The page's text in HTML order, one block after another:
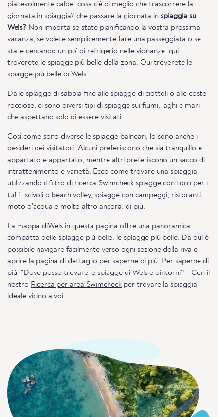
piacevolmente calde: cosa c'è di meglio che trascorrere la
giornata in spiaggia? che passare la giornata in spiaggia su
Wels? Non importa se state pianificando la vostra prossima
vacanza, se volete semplicemente fare una passeggiata o se
state cercando un po' di refrigerio nelle vicinanze: qui
troverete le spiagge più belle della zona. Qui troverete le
spiagge più belle di Wels.
Dalle spiagge di sabbia fine alle spiagge di ciottoli o alle coste
rocciose, ci sono diversi tipi di spiagge sui fiumi, laghi e mari
che aspettano solo di essere visitati.
Così come sono diverse le spiagge balneari, lo sono anche i
desideri dei visitatori. Alcuni preferiscono che sia tranquillo e
appartato e appartato, mentre altri preferiscono un sacco di
intrattenimento e varietà. Ecco come trovare una spiaggia
utilizzando il filtro di ricerca Swimcheck spiagge con torri per i
tuffi, scivoli o beach volley, spiagge con campeggi, ristoranti,
moto d'acqua e molto altro ancora. di più.
La mappa diWels in questa pagina offre una panoramica
compatta delle spiagge più belle. le spiagge più belle. Da qui è
possibile navigare facilmente verso ogni sezione della riva e
aprire la pagina di dettaglio per saperne di più. Per saperne di
più. "Dove posso trovare le spiagge di Wels e dintorni? - Con il
nostro Ricerca per area Swimcheck per trovare la spiaggia
ideale vicino a voi.